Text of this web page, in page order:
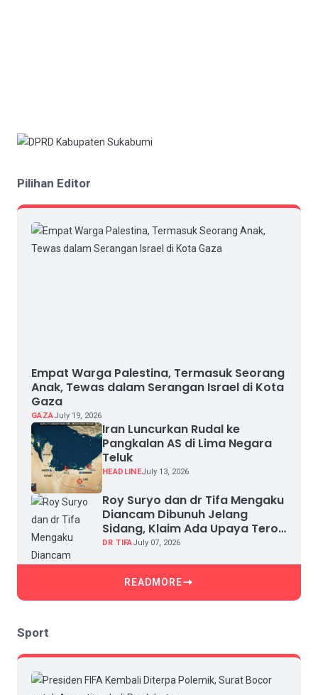
Pilihan Editor
Empat Warga Palestina, Termasuk Seorang
Anak, Tewas dalam Serangan Israel di Kota
Gaza
GAZAJuly 19, 2026
Iran Luncurkan Rudal ke
Pangkalan AS di Lima Negara
Teluk
HEADLINEJuly 13, 2026
Roy Suryo dan dr Tifa Mengaku
Diancam Dibunuh Jelang
Sidang, Klaim Ada Upaya Teror
dan Intimidasi
DR TIFAJuly 07, 2026
READMORE
Sport